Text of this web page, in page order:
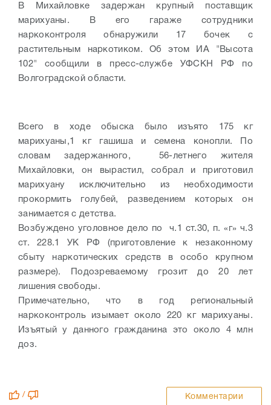
В Михайловке задержан крупный поставщик
марихуаны. В его гараже сотрудники
наркоконтроля обнаружили 17 бочек с
растительным наркотиком. Об этом ИА "Высота
102" сообщили в пресс-службе УФСКН РФ по
Волгоградской области.
Всего в ходе обыска было изъято 175 кг
марихуаны,1 кг гашиша и семена конопли. По
словам задержанного, 56-летнего жителя
Михайловки, он вырастил, собрал и приготовил
марихуану исключительно из необходимости
прокормить голубей, разведением которых он
занимается с детства.
Возбуждено уголовное дело по ч.1 ст.30, п. «г» ч.3
ст. 228.1 УК РФ (приготовление к незаконному
сбыту наркотических средств в особо крупном
размере). Подозреваемому грозит до 20 лет
лишения свободы.
Примечательно, что в год региональный
наркоконтроль изымает около 220 кг марихуаны.
Изъятый у данного гражданина это около 4 млн
доз.
/ Комментарии